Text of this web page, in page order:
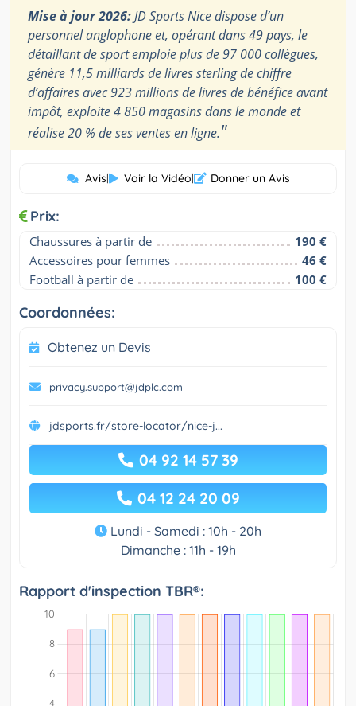
Mise à jour 2026:JD Sports Nice dispose d’un
personnel anglophone et, opérant dans 49 pays, le
détaillant de sport emploie plus de 97 000 collègues,
génère 11,5 milliards de livres sterling de chiffre
d’affaires avec 923 millions de livres de bénéfice avant
impôt, exploite 4 850 magasins dans le monde et
réalise 20 % de ses ventes en ligne."
Avis| Voir la Vidéo| Donner un Avis
Prix:
Chaussures à partir de
190 €
Accessoires pour femmes
46 €
Football à partir de
100 €
Coordonnées:
Obtenez un Devis
privacy.support@jdplc.com
jdsports.fr/store-locator/nice-j...
04 92 14 57 39
04 12 24 20 09
Lundi - Samedi : 10h - 20h
Dimanche : 11h - 19h
Rapport d'inspection TBR®: